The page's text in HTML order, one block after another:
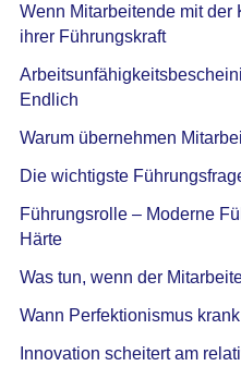
Wenn Mitarbeitende mit der
ihrer Führungskraft
Endlich
Warum übernehmen
Die wichtigste
Führungsrolle – Moderne
Härte
Was tun, wenn der
Wann Perfektionismus
Innovation scheitert am